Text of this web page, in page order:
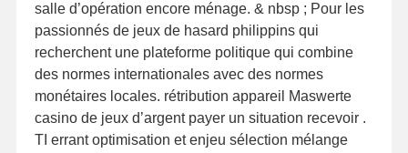
salle d’opération encore ménage. & nbsp ; Pour les
passionnés de jeux de hasard philippins qui
recherchent une plateforme politique qui combine
des normes internationales avec des normes
monétaires locales. rétribution appareil Maswerte
casino de jeux d’argent payer un situation recevoir .
TI errant optimisation et enjeu sélection mélange